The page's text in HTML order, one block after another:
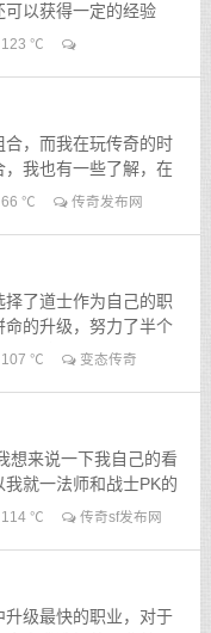
以获得一定的经验
如果完结的运气比...
℃
，而我在玩传奇的时
我也有一些了解，在
我自己总结的一...
℃ 传奇发布网
了道士作为自己的职
的升级，努力了半个
排行榜。...
℃ 变态传奇
想来说一下我自己的看
就一法师和战士PK的
害怕战士的物理攻...
℃ 传奇sf发布网
级最快的职业，对于